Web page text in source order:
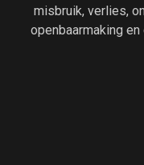
misbruik, verlies,
openbaarmaking